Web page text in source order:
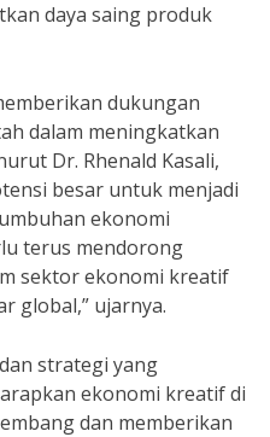
daya saing produk
dukungan
dalam meningkatkan
Dr. Rhenald Kasali,
besar untuk menjadi
ekonomi
terus mendorong
sektor ekonomi kreatif
global,” ujarnya.
strategi yang
ekonomi kreatif di
dan memberikan